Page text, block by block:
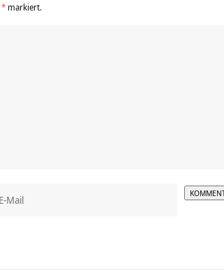
* markiert.